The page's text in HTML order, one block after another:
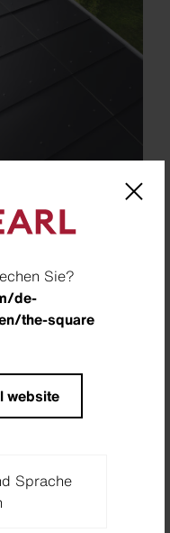
Sie?
de-
the-square
website
Sprache